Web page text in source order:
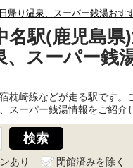
帰り温泉、スーパー銭湯おす
駅(鹿児島県)
、スーパー銭
枕崎線などが走る駅です。
スーパー銭湯情報をご紹介
あり
閉館済みを除く